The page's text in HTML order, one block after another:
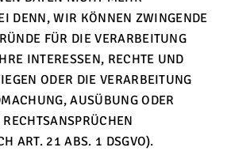
DENN, WIR KÖNNEN ZWINGENDE
FÜR DIE VERARBEITUNG
INTERESSEN, RECHTE UND
ODER DIE VERARBEITUNG
AUSÜBUNG ODER
ART. 21 ABS. 1 DSGVO).